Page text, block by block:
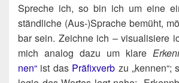
Spre­che ich, so bin ich um eine
ständ­li­che (Aus‑)​Sprache bemüht,
bar sein. Zeich­ne ich – visua­li­sie­re
mich ana­log dazu um kla­re
nen“ ist das Prä­fix­verb zu